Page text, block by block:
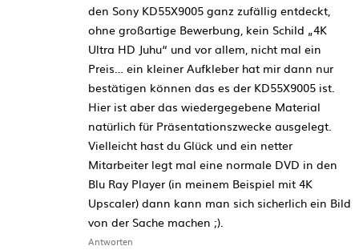
den Sony KD55X9005 ganz zufällig entdeckt,
ohne großartige Bewerbung, kein Schild „4K
Ultra HD Juhu“ und vor allem, nicht mal ein
Preis… ein kleiner Aufkleber hat mir dann nur
bestätigen können das es der KD55X9005 ist.
Hier ist aber das wiedergegebene Material
natürlich für Präsentationszwecke ausgelegt.
Vielleicht hast du Glück und ein netter
Mitarbeiter legt mal eine normale DVD in den
Blu Ray Player (in meinem Beispiel mit 4K
Upscaler) dann kann man sich sicherlich ein Bild
von der Sache machen ;).
Antworten